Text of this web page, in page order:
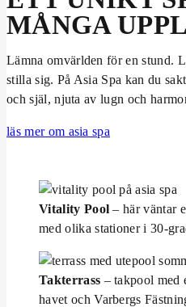
MÅNGA
Lämna omvärlden för en stund.
stilla sig. På Asia Spa kan du
och själ, njuta av lugn och
läs mer om asia spa
Vitality Pool – här väntar
med olika stationer i 30-
Takterrass – takpool med
havet och Varbergs